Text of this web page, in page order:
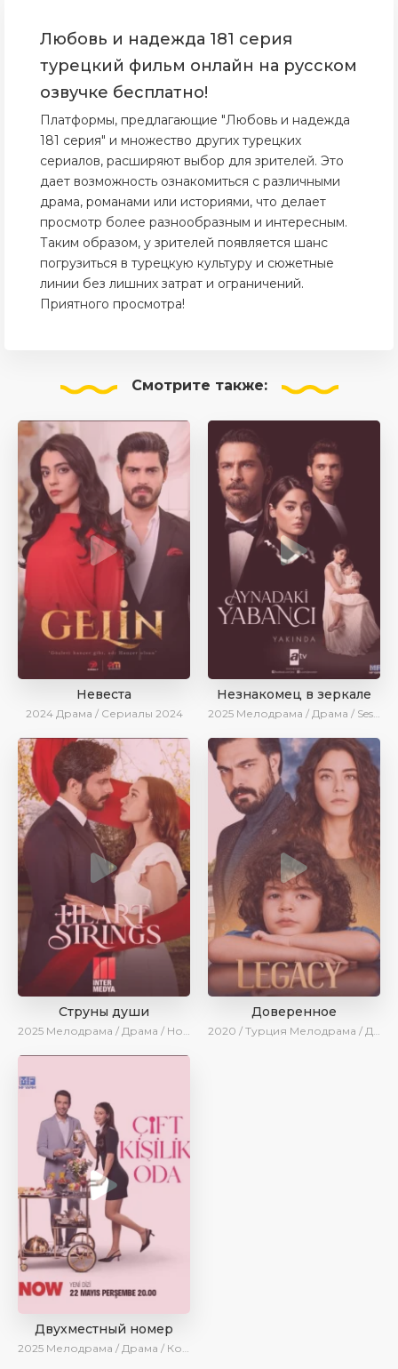
Любовь и надежда 181 серия
турецкий фильм онлайн на русском
озвучке бесплатно!
Платформы, предлагающие "Любовь и надежда
181 серия" и множество других турецких
сериалов, расширяют выбор для зрителей. Это
дает возможность ознакомиться с различными
драма, романами или историями, что делает
просмотр более разнообразным и интересным.
Таким образом, у зрителей появляется шанс
погрузиться в турецкую культуру и сюжетные
линии без лишних затрат и ограничений.
Приятного просмотра!
Смотрите также:
Невеста
2024 Драма / Сериалы 2024
Незнакомец в зеркале
2025 Мелодрама / Драма / SesDizi / AlisaDirilis / Новинки / Сериалы 2025
Струны души
2025 Мелодрама / Драма / Новинки / Сериалы 2025
Доверенное
2020 / Турция Мелодрама / Драма / Боевик / BeniAffet
Двухместный номер
2025 Мелодрама / Драма / Комедия / Новинки / Сериалы 2025